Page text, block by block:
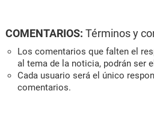
COMENTARIOS: Términos y
Los comentarios que falten el
al tema de la noticia, podrán ser
Cada usuario será el único
comentarios.